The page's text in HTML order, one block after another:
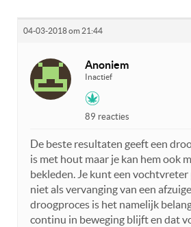
04-03-2018 om 21:44
Anoniem
Inactief
89 reacties
De beste resultaten geeft een
is met hout maar je kan hem ook
bekleden. Je kunt een
niet als vervanging van een
droogproces is het namelijk
continu in beweging blijft en dat